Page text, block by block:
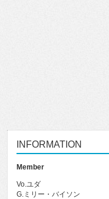
INFORMATION
Member
Vo.ユダ
G.ミリー・バイソン